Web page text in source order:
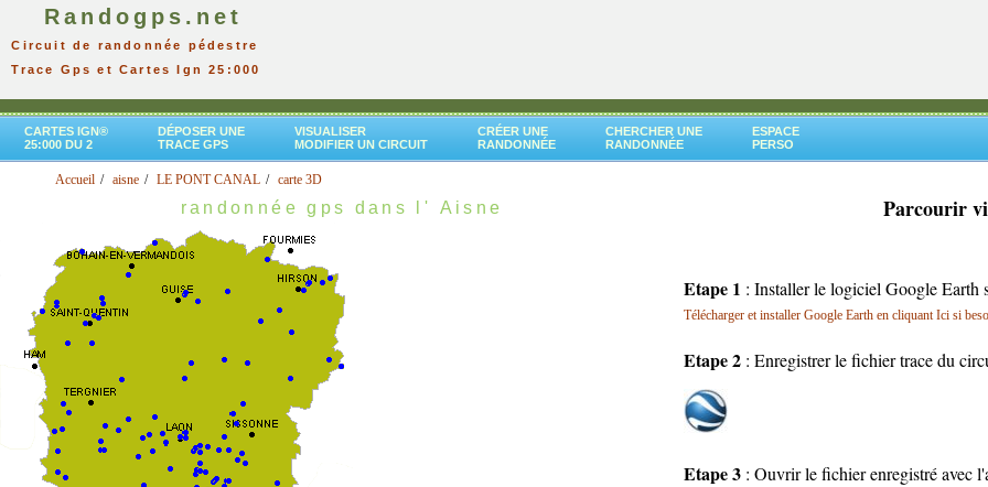
Randogps.net
Circuit de randonnée pédestre
Trace Gps et Cartes Ign 25:000
CARTES IGN®
25:000 DU 2
DÉPOSER UNE
TRACE GPS
VISUALISER
MODIFIER UN CIRCUIT
CRÉER UNE
RANDONNÉE
CHERCHER UNE
RANDONNÉE
ESPACE
PERSO
Accueil aisne LE PONT CANAL carte 3D
randonnée gps dans l' Aisne Parcourir
Etape 1 : Installer le logiciel Google Earth
Télécharger et installer Google Earth en cliquant Ici si
Etape 2 : Enregistrer le fichier trace du
Etape 3 : Ouvrir le fichier enregistré avec